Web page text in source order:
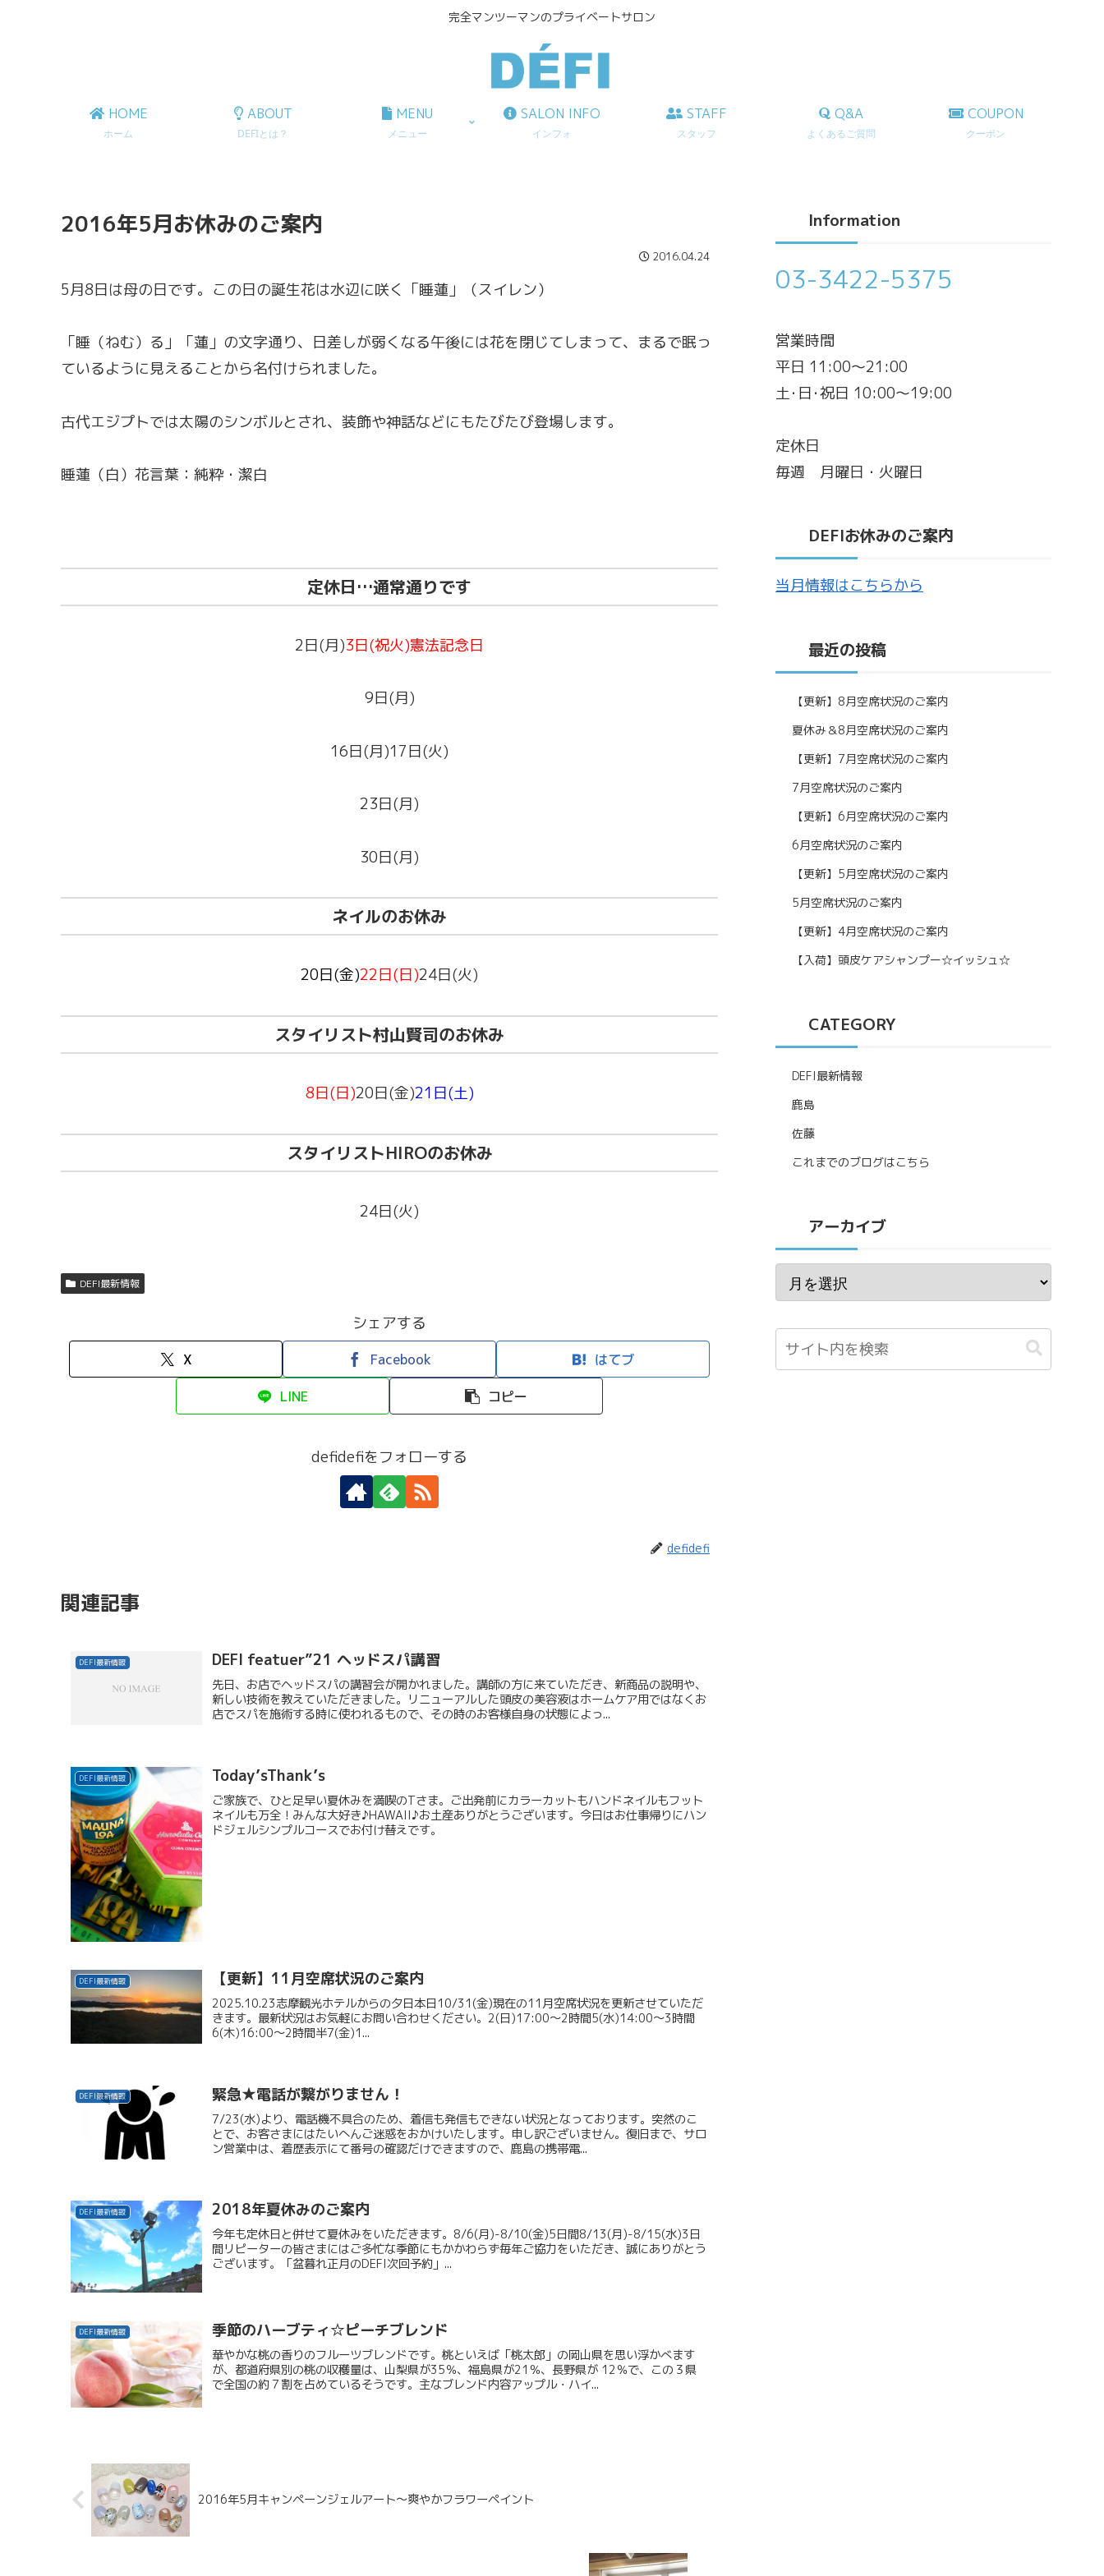
完全マンツーマンのプライベートサロン
HOME
ホーム
ABOUT
DEFIとは？
MENU
メニュー
SALON INFO
インフォ
STAFF
スタッフ
Q&A
よくあるご質問
COUPON
クーポン
2016年5月お休みのご案内
2016.04.24
5月8日は母の日です。この日の誕生花は水辺に咲く「睡蓮」（スイレン）
「睡（ねむ）る」「蓮」の文字通り、日差しが弱くなる午後には花を閉じてしまって、まるで眠っ
ているように見えることから名付けられました。
古代エジプトでは太陽のシンボルとされ、装飾や神話などにもたびたび登場します。
睡蓮（白）花言葉：純粋・潔白
定休日…通常通りです
2日(月)3日(祝火)憲法記念日
9日(月)
16日(月)17日(火)
23日(月)
30日(月)
ネイルのお休み
20日(金)22日(日)24日(火)
スタイリスト村山賢司のお休み
8日(日)20日(金)21日(土)
スタイリストHIROのお休み
24日(火)
DEFI最新情報
シェアする
X Facebook はてブ
LINE コピー
defidefiをフォローする
defidefi
関連記事
DEFI最新情報 DEFI featuer”21 ヘッドスパ講習
先日、お店でヘッドスパの講習会が開かれました。講師の方に来ていただき、新商品の説明や、
新しい技術を教えていただきました。リニューアルした頭皮の美容液はホームケア用ではなくお
店でスパを施術する時に使われるもので、その時のお客様自身の状態によっ...
DEFI最新情報 Today’sThank’s
ご家族で、ひと足早い夏休みを満喫のTさま。ご出発前にカラーカットもハンドネイルもフット
ネイルも万全！みんな大好き♪HAWAII♪お土産ありがとうございます。今日はお仕事帰りにハン
ドジェルシンプルコースでお付け替えです。
DEFI最新情報 【更新】11月空席状況のご案内
2025.10.23志摩観光ホテルからの夕日本日10/31(金)現在の11月空席状況を更新させていただ
きます。最新状況はお気軽にお問い合わせください。2(日)17:00～2時間5(水)14:00～3時間
6(木)16:00～2時間半7(金)1...
DEFI最新情報 緊急★電話が繋がりません！
7/23(水)より、電話機不具合のため、着信も発信もできない状況となっております。突然のこ
とで、お客さまにはたいへんご迷惑をおかけいたします。申し訳ございません。復旧まで、サロ
ン営業中は、着歴表示にて番号の確認だけできますので、鹿島の携帯電...
DEFI最新情報 2018年夏休みのご案内
今年も定休日と併せて夏休みをいただきます。8/6(月)-8/10(金)5日間8/13(月)-8/15(水)3日
間リピーターの皆さまにはご多忙な季節にもかかわらず毎年ご協力をいただき、誠にありがとう
ございます。「盆暮れ正月のDEFI次回予約」...
DEFI最新情報 季節のハーブティ☆ピーチブレンド
華やかな桃の香りのフルーツブレンドです。桃といえば「桃太郎」の岡山県を思い浮かべます
が、都道府県別の桃の収穫量は、山梨県が35％、福島県が21％、長野県が 12％で、この３県
で全国の約７割を占めているそうです。主なブレンド内容アップル・ハイ...
2016年5月キャンペーンジェルアート～爽やかフラワーペイント
Information
03-3422-5375
営業時間
平日 11:00～21:00
土･日･祝日 10:00～19:00
定休日
毎週 月曜日・火曜日
DEFIお休みのご案内
当月情報はこちらから
最近の投稿
【更新】8月空席状況のご案内
夏休み＆8月空席状況のご案内
【更新】7月空席状況のご案内
7月空席状況のご案内
【更新】6月空席状況のご案内
6月空席状況のご案内
【更新】5月空席状況のご案内
5月空席状況のご案内
【更新】4月空席状況のご案内
【入荷】頭皮ケアシャンプー☆イッシュ☆
CATEGORY
DEFI最新情報
鹿島
佐藤
これまでのブログはこちら
アーカイブ